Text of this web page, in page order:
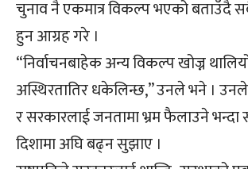
चुनाव नै एकमात्र विकल्प भएको बताउँदै
हुन आग्रह गरे ।
“निर्वाचनबाहेक अन्य विकल्प खोज्न
अस्थिरतातिर धकेलिन्छ,” उनले भने ।
र सरकारलाई जनतामा भ्रम फैलाउने भन्दा
दिशामा अघि बढ्न सुझाए ।